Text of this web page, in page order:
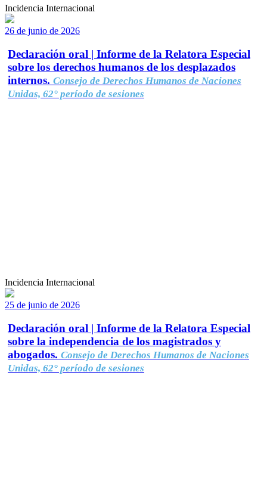
Incidencia Internacional
26 de junio de 2026
Declaración oral | Informe de la Relatora Especial
sobre los derechos humanos de los desplazados
internos. Consejo de Derechos Humanos de Naciones
Unidas, 62° período de sesiones
Incidencia Internacional
25 de junio de 2026
Declaración oral | Informe de la Relatora Especial
sobre la independencia de los magistrados y
abogados. Consejo de Derechos Humanos de Naciones
Unidas, 62° período de sesiones